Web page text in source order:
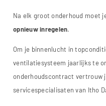
Na elk groot onderhoud moet
opnieuw inregelen.
Om je binnenlucht in
ventilatiesysteem jaarlijks te
onderhoudscontract vertrouw
servicespecialisaten van Itho